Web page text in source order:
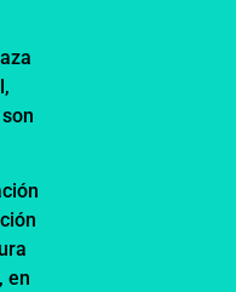
en